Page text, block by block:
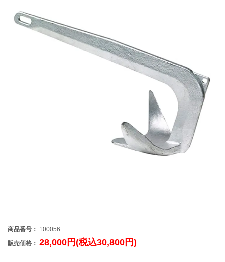
商品番号： 100056
販売価格： 28,000円(税込30,800円)